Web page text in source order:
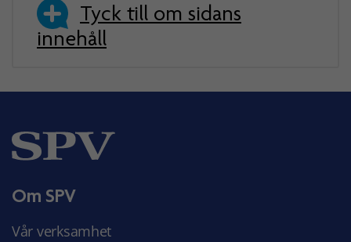
Tyck till om sidans
innehåll
Om SPV
Vår verksamhet